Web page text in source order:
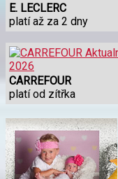
E. LECLERC
platí až za 2 dny
CARREFOUR
platí od zítřka